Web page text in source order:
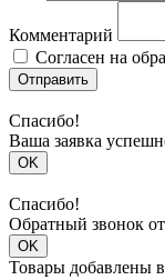
Комментарий
Согласен на
Отправить
Спасибо!
Ваша заявка
OK
Спасибо!
Обратный звонок
OK
Товары добавлены